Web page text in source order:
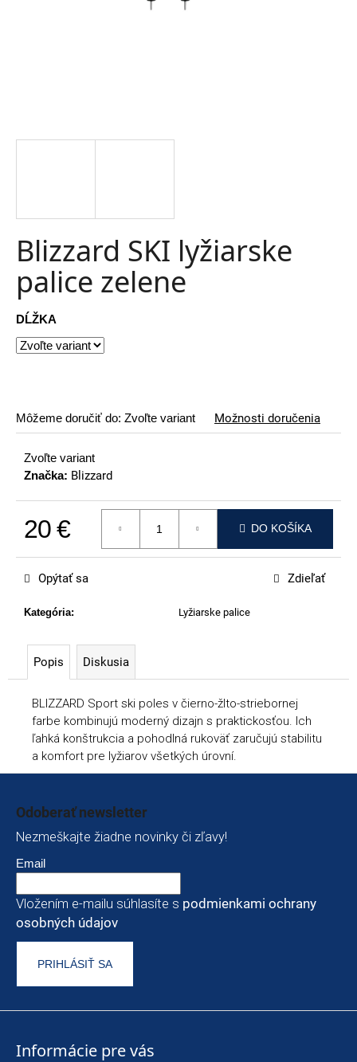
Blizzard SKI lyžiarske
palice zelene
DĹŽKA
Môžeme doručiť do: Zvoľte variant Možnosti doručenia
Zvoľte variant
Značka: Blizzard
20 €
Jednotková cena:
DO KOŠÍKA
Kategória: Lyžiarske palice
Opýtať sa Zdieľať
Popis Diskusia
BLIZZARD Sport ski poles v čierno-žlto-striebornej
farbe kombinujú moderný dizajn s praktickosťou. Ich
ľahká konštrukcia a pohodlná rukoväť zaručujú stabilitu
a komfort pre lyžiarov všetkých úrovní.
s
HĽADAŤ
O
d
r
ú
č
a
VOLKL
89
Odoberať newsletter
Nezmeškajte žiadne novinky či zľavy!
Email
Vložením e-mailu súhlasíte s podmienkami ochrany
osobných údajov
PRIHLÁSIŤ SA
Informácie pre vás